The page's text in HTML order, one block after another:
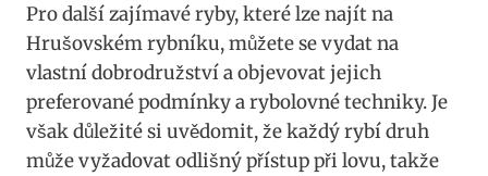
Pro další zajímavé ryby, které lze najít na
Hrušovském rybníku, můžete se vydat na
vlastní dobrodružství a objevovat jejich
preferované podmínky a rybolovné techniky. Je
však důležité si uvědomit, že každý rybí druh
může vyžadovat odlišný přístup při lovu, takže